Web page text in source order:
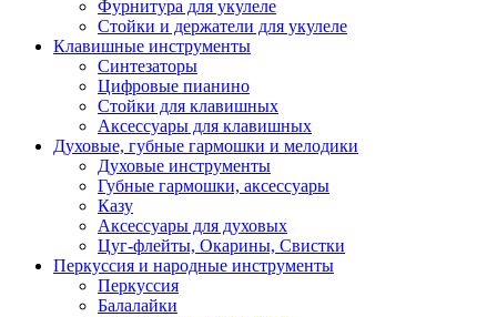
Фурнитура для укулеле
Стойки и держатели для укулеле
Клавишные инструменты
Синтезаторы
Цифровые пианино
Стойки для клавишных
Аксессуары для клавишных
Духовые, губные гармошки и мелодики
Духовые инструменты
Губные гармошки, аксессуары
Казу
Аксессуары для духовых
Цуг-флейты, Окарины, Свистки
Перкуссия и народные инструменты
Перкуссия
Балалайки